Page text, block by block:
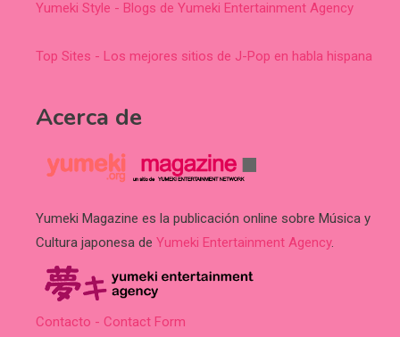
Yumeki Style - Blogs de Yumeki Entertainment Agency
Top Sites - Los mejores sitios de J-Pop en habla hispana
Acerca de
Yumeki Magazine es la publicación online sobre Música y
Cultura japonesa de Yumeki Entertainment Agency.
Contacto - Contact Form